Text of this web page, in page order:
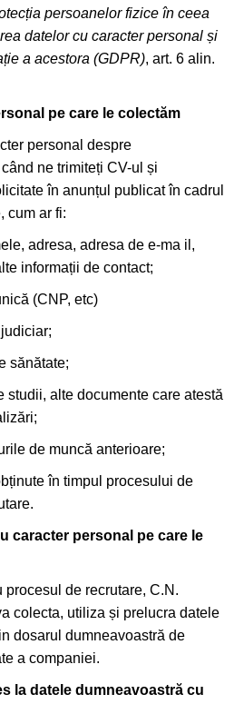
persoanelor fizice în ceea
datelor cu caracter personal și
a acestora (GDPR), art. 6 alin.
pe care le colectăm
personal despre
ne trimiteți CV-ul și
în anunțul publicat în cadrul
cum ar fi:
adresa, adresa de e-ma il,
informații de contact;
(CNP, etc)
sănătate;
studii, alte documente care atestă
de muncă anterioare;
în timpul procesului de
caracter personal pe care le
procesul de recrutare, C.N.
colecta, utiliza și prelucra datele
dosarul dumneavoastră de
a companiei.
la datele dumneavoastră cu